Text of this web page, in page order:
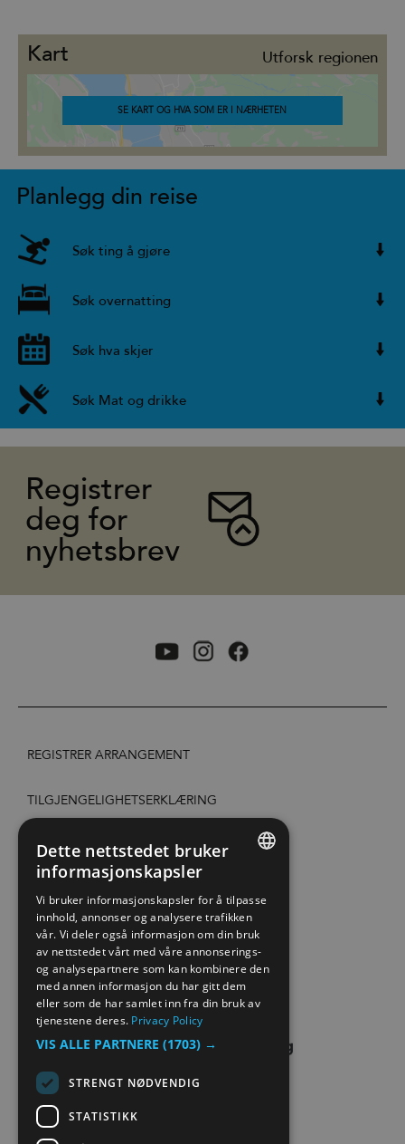
Kart Utforsk regionen
SE KART OG HVA SOM ER I NÆRHETEN
Planlegg din reise
Søk ting å gjøre
Søk overnatting
Søk hva skjer
Søk Mat og drikke
Registrer
deg for
nyhetsbrev
REGISTRER ARRANGEMENT
TILGJENGELIGHETSERKLÆRING
PERSONVERN & COOKIES
EXTRANET
KONTAKT OSS
NORWEGIAN
GERMAN
Dette nettstedet bruker
informasjonskapsler
Vi bruker informasjonskapsler for å tilpasse
innhold, annonser og analysere trafikken
vår. Vi deler også informasjon om din bruk
av nettstedet vårt med våre annonserings-
og analysepartnere som kan kombinere den
med annen informasjon du har gitt dem
eller som de har samlet inn fra din bruk av
tjenestene deres. Privacy Policy
VIS ALLE PARTNERE (1703) →
STRENGT NØDVENDIG
STATISTIKK